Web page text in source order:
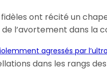
ont récité un
l’avortement dans la
agressés par
dans les rangs